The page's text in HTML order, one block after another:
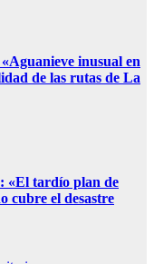
inusual en
de las rutas de La
«El tardío plan de
cubre el desastre